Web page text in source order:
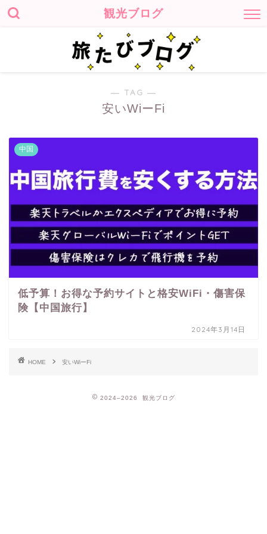
観光ブログ
― TAG ―
安いWiーFi
中国
低予算！お得な予約サイトと格安WiFi・傷害保
険【中国旅行】
2024年3月14日
HOME 安いWiーFi
2024–2026 観光ブログ